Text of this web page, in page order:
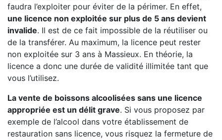
faudra l’exploiter pour éviter de la périmer. En effet,
une licence non exploitée sur plus de 5 ans devient
invalide. Il est de ce fait impossible de la réutiliser ou
de la transférer. Au maximum, la licence peut rester
non exploitée sur 3 ans à Massieux. En théorie, la
licence a donc une durée de validité illimitée tant que
vous l’utilisez.
La vente de boissons alcoolisées sans une licence
appropriée est un délit grave. Si vous proposez par
exemple de l’alcool dans votre établissement de
restauration sans licence, vous risquez la fermeture de